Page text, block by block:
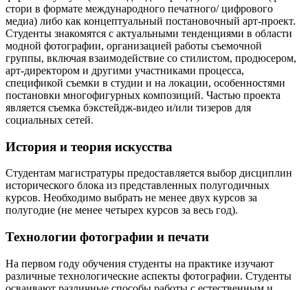
стори в формате международного печатного/ цифрового
медиа) либо как концептуальный постановочный арт-проект.
Студенты знакомятся с актуальными тенденциями в области
модной фотографии, организацией работы съемочной
группы, включая взаимодействие со стилистом, продюсером,
арт-директором и другими участниками процесса,
спецификой съемки в студии и на локации, особенностями
постановки многофигурных композиций. Частью проекта
является съемка бэкстейдж-видео и/или тизеров для
социальных сетей.
История и теория искусства
Студентам магистратуры предоставляется выбор дисциплин
исторического блока из представленных полугодичных
курсов. Необходимо выбрать не менее двух курсов за
полугодие (не менее четырех курсов за весь год).
Технологии фотографии и печати
На первом году обучения студенты на практике изучают
различные технологические аспекты фотографии. Студенты